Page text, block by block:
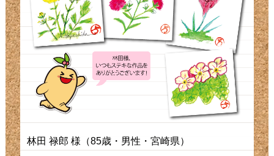
林田 禄郎 様（85歳・男性・宮崎県）